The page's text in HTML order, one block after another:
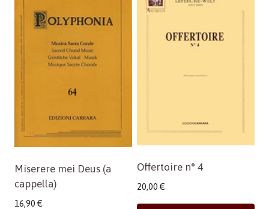
Miserere mei Deus (a
cappella)
16,90 €
Offertoire n° 4
20,00 €